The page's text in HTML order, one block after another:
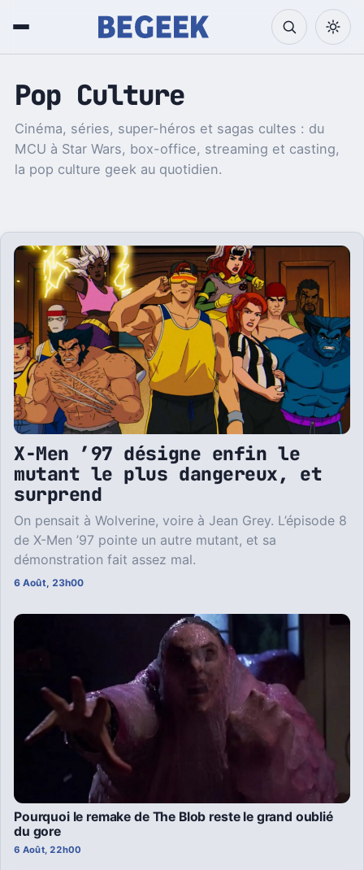
Pop Culture
Cinéma, séries, super-héros et sagas cultes : du
MCU à Star Wars, box-office, streaming et casting,
la pop culture geek au quotidien.
X-Men ’97 désigne enfin le
mutant le plus dangereux, et
surprend
On pensait à Wolverine, voire à Jean Grey. L’épisode 8
de X-Men ’97 pointe un autre mutant, et sa
démonstration fait assez mal.
6 Août, 23h00
Pourquoi le remake de The Blob reste le grand oublié
du gore
6 Août, 22h00